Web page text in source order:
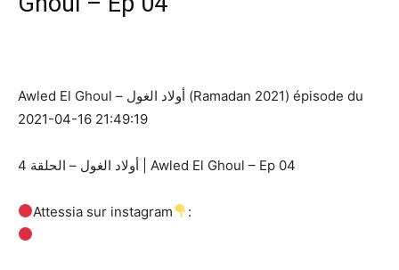
Awled El Ghoul – أولاد الغول (Ramadan 2021) épisode du
2021-04-16 21:49:19
أولاد الغول – الحلقة 4 | Awled El Ghoul – Ep 04
Attessia sur instagram :